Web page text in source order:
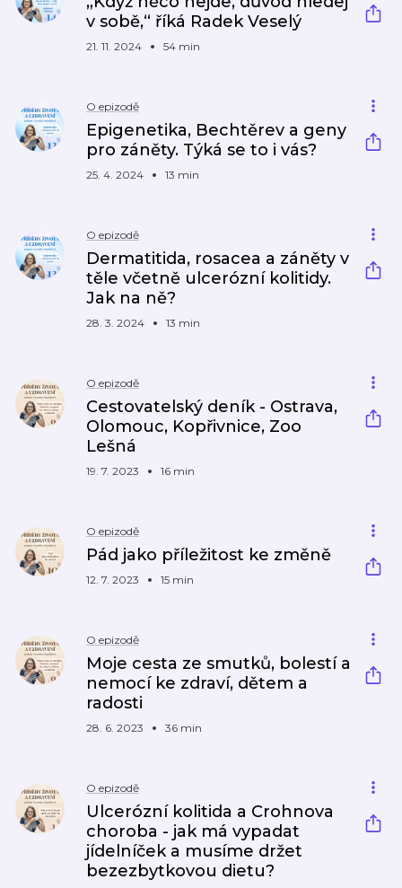
v sobě,“ říká Radek Veselý
21. 11. 2024 54 min
O epizodě
Epigenetika, Bechtěrev a geny
pro záněty. Týká se to i vás?
25. 4. 2024 13 min
O epizodě
Dermatitida, rosacea a záněty v
těle včetně ulcerózní kolitidy.
Jak na ně?
28. 3. 2024 13 min
O epizodě
Cestovatelský deník - Ostrava,
Olomouc, Kopřivnice, Zoo
Lešná
19. 7. 2023 16 min
O epizodě
Pád jako příležitost ke změně
12. 7. 2023 15 min
O epizodě
Moje cesta ze smutků, bolestí a
nemocí ke zdraví, dětem a
radosti
28. 6. 2023 36 min
O epizodě
Ulcerózní kolitida a Crohnova
choroba - jak má vypadat
jídelníček a musíme držet
bezezbytkovou dietu?